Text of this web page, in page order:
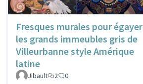
Fresques murales pour égayer
les grands immeubles gris de
Villeurbanne style Amérique
latine
Jibault 2 0